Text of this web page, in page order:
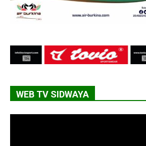
WEB TV SIDWAYA